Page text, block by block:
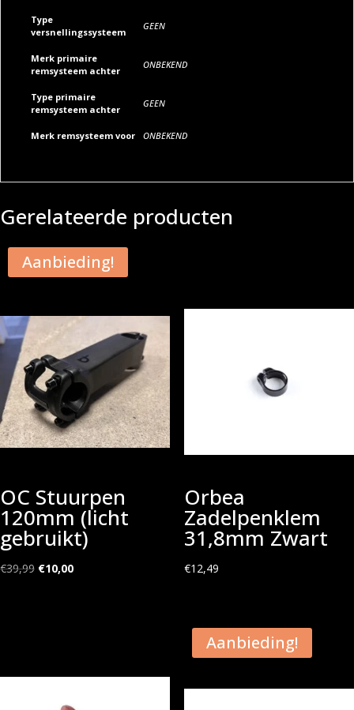
Type
versnellingssysteem
GEEN
Merk primaire
remsysteem achter
ONBEKEND
Type primaire
remsysteem achter
GEEN
Merk remsysteem voor ONBEKEND
Gerelateerde producten
Aanbieding!
OC Stuurpen
120mm (licht
gebruikt)
€39,99 Oorspronkelijke
€10,00Huidige
Orbea
Zadelpenklem
31,8mm Zwart
€12,49
Aanbieding!